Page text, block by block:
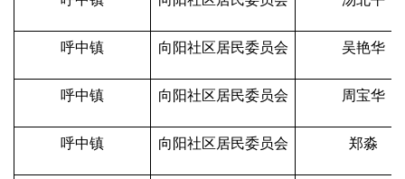
呼中镇 向阳社区居民委员会 吴艳华
呼中镇 向阳社区居民委员会 周宝华
呼中镇 向阳社区居民委员会 郑淼